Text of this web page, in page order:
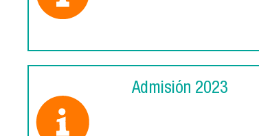
Admisión 2023